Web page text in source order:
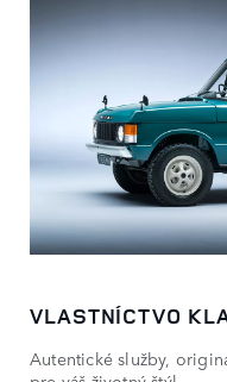
VLASTNÍCTVO
Autentické služby,